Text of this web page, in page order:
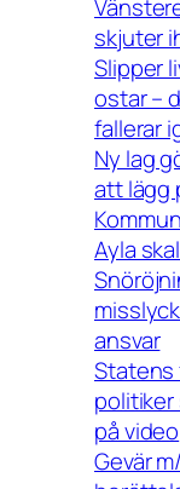
skjuter
Slipper
ostar –
fallerar
Ny lag
att lägg
Ayla
ansvar
Statens
politiker
på video
Gevär